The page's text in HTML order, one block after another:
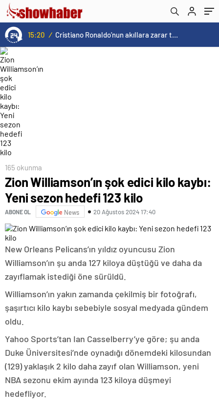
15:20 / Cristiano Ronaldo’nun akıllara zarar tüm kariyerinin istatistiğini çıkardık !
165 okunma
Zion Williamson’ın şok edici kilo kaybı:
Yeni sezon hedefi 123 kilo
ABONE OL News 20 Ağustos 2024 17:40
New Orleans Pelicans’ın yıldız oyuncusu Zion
Williamson’ın şu anda 127 kiloya düştüğü ve daha da
zayıflamak istediği öne sürüldü.
Williamson’ın yakın zamanda çekilmiş bir fotoğrafı,
şaşırtıcı kilo kaybı sebebiyle sosyal medyada gündem
oldu.
Yahoo Sports’tan Ian Casselberry’ye göre; şu anda
Duke Üniversitesi’nde oynadığı dönemdeki kilosundan
(129) yaklaşık 2 kilo daha zayıf olan Williamson, yeni
NBA sezonu ekim ayında 123 kiloya düşmeyi
hedefliyor.